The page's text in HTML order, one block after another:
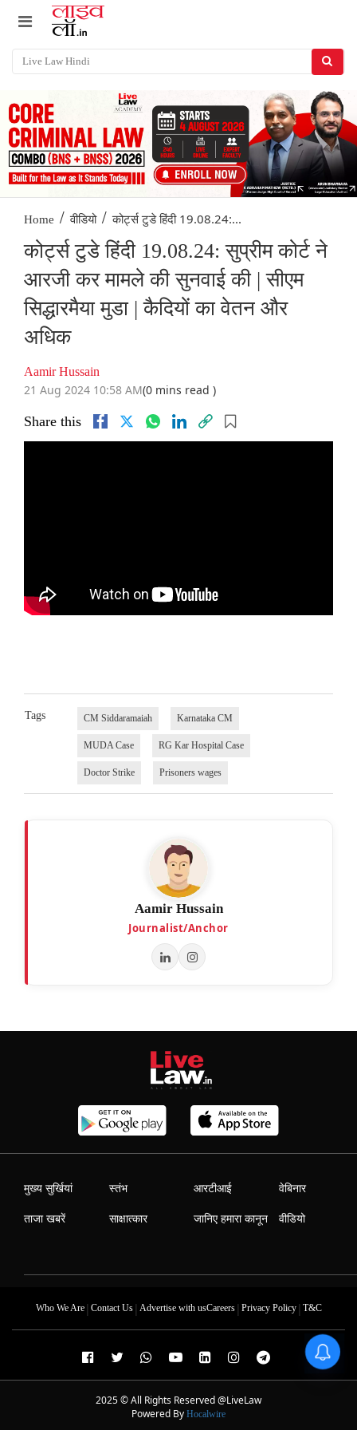
Home / वीडियो / कोर्ट्स टुडे हिंदी 19.08.24:...
कोर्ट्स टुडे हिंदी 19.08.24: सुप्रीम कोर्ट ने
आरजी कर मामले की सुनवाई की | सीएम
सिद्धारमैया मुडा | कैदियों का वेतन और
अधिक
Aamir Hussain
21 Aug 2024 10:58 AM(0 mins read )
Share this
Tags CM Siddaramaiah Karnataka CM
MUDA Case RG Kar Hospital Case
Doctor Strike Prisoners wages
Aamir Hussain
Journalist/Anchor
मुख्य सुर्खियां
ताजा खबरें
स्तंभ
साक्षात्कार
आरटीआई
जानिए हमारा कानून
वेबिनार
वीडियो
Who We Are| Contact Us| Advertise with usCareers| Privacy Policy| T&C
2025 © All Rights Reserved @LiveLaw
Powered By Hocalwire